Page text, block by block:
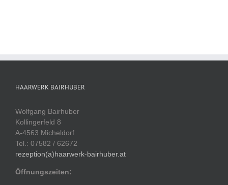
HAARWERK BAIRHUBER
Wolfgang Bairhuber
Kollingerfeld 8
A-4563 Micheldorf
Tel.: 07582 / 62672
rezeption(a)haarwerk-bairhuber.at
Öffnungszeiten: